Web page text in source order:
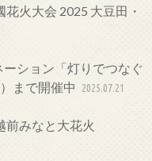
火大会 2025 大豆田・
ション「灯りでつなぐ
まで開催中
2025.07.21
前みなと大花火